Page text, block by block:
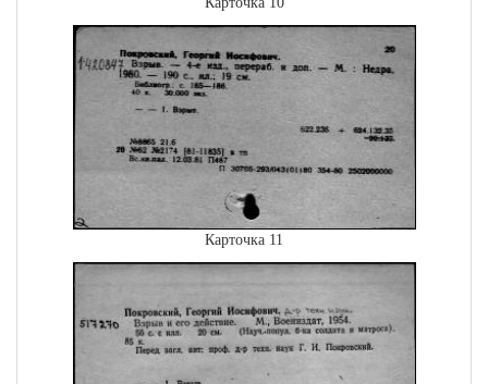
Карточка 11